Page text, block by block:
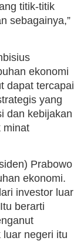
titik-titik
sebagainya,”
ekonomi
dapat tercapai
yang
dan kebijakan
minat
Prabowo
ekonomi.
investor luar
berarti
luar negeri itu